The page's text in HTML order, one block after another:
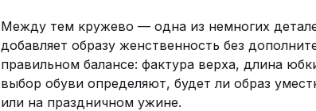
Между тем кружево — одна из немногих
добавляет образу женственность без
правильном балансе: фактура верха, длина
выбор обуви определяют, будет ли образ
или на праздничном ужине.